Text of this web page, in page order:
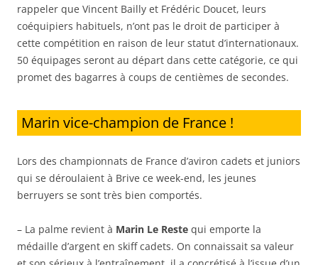
rappeler que Vincent Bailly et Frédéric Doucet, leurs
coéquipiers habituels, n’ont pas le droit de participer à
cette compétition en raison de leur statut d’internationaux.
50 équipages seront au départ dans cette catégorie, ce qui
promet des bagarres à coups de centièmes de secondes.
Marin vice-champion de France !
Lors des championnats de France d’aviron cadets et juniors
qui se déroulaient à Brive ce week-end, les jeunes
berruyers se sont très bien comportés.
– La palme revient à Marin Le Reste qui emporte la
médaille d’argent en skiff cadets. On connaissait sa valeur